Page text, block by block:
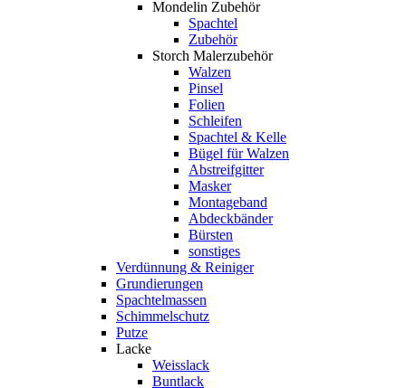
Mondelin Zubehör
Spachtel
Zubehör
Storch Malerzubehör
Walzen
Pinsel
Folien
Schleifen
Spachtel & Kelle
Bügel für Walzen
Abstreifgitter
Masker
Montageband
Abdeckbänder
Bürsten
sonstiges
Verdünnung & Reiniger
Grundierungen
Spachtelmassen
Schimmelschutz
Putze
Lacke
Weisslack
Buntlack